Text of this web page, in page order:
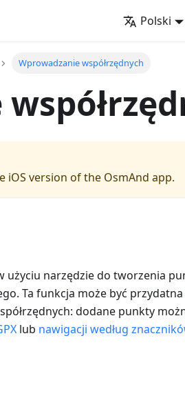
Polski
Wprowadzanie współrzędnych
version of the OsmAnd app.
użyciu narzędzie do tworzenia
Ta funkcja może być
dodane punkty
lub nawigacji według